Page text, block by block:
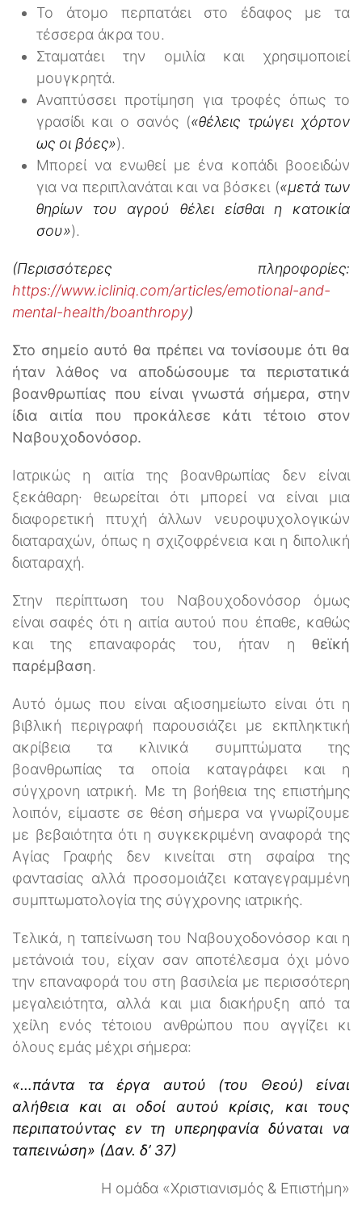
Το άτομο περπατάει στο έδαφος με τα
τέσσερα άκρα του.
Σταματάει την ομιλία και χρησιμοποιεί
μουγκρητά.
Αναπτύσσει προτίμηση για τροφές όπως το
γρασίδι και ο σανός («θέλεις τρώγει χόρτον
ως οι βόες»).
Μπορεί να ενωθεί με ένα κοπάδι βοοειδών
για να περιπλανάται και να βόσκει («μετά των
θηρίων του αγρού θέλει είσθαι η κατοικία
σου»).
(Περισσότερες πληροφορίες:
https://www.icliniq.com/articles/emotional-and-
mental-health/boanthropy)
Στο σημείο αυτό θα πρέπει να τονίσουμε ότι θα
ήταν λάθος να αποδώσουμε τα περιστατικά
βοανθρωπίας που είναι γνωστά σήμερα, στην
ίδια αιτία που προκάλεσε κάτι τέτοιο στον
Ναβουχοδονόσορ.
Ιατρικώς η αιτία της βοανθρωπίας δεν είναι
ξεκάθαρη· θεωρείται ότι μπορεί να είναι μια
διαφορετική πτυχή άλλων νευροψυχολογικών
διαταραχών, όπως η σχιζοφρένεια και η διπολική
διαταραχή.
Στην περίπτωση του Ναβουχοδονόσορ όμως
είναι σαφές ότι η αιτία αυτού που έπαθε, καθώς
και της επαναφοράς του, ήταν η θεϊκή
παρέμβαση.
Αυτό όμως που είναι αξιοσημείωτο είναι ότι η
βιβλική περιγραφή παρουσιάζει με εκπληκτική
ακρίβεια τα κλινικά συμπτώματα της
βοανθρωπίας τα οποία καταγράφει και η
σύγχρονη ιατρική. Με τη βοήθεια της επιστήμης
λοιπόν, είμαστε σε θέση σήμερα να γνωρίζουμε
με βεβαιότητα ότι η συγκεκριμένη αναφορά της
Αγίας Γραφής δεν κινείται στη σφαίρα της
φαντασίας αλλά προσομοιάζει καταγεγραμμένη
συμπτωματολογία της σύγχρονης ιατρικής.
Τελικά, η ταπείνωση του Ναβουχοδονόσορ και η
μετάνοιά του, είχαν σαν αποτέλεσμα όχι μόνο
την επαναφορά του στη βασιλεία με περισσότερη
μεγαλειότητα, αλλά και μια διακήρυξη από τα
χείλη ενός τέτοιου ανθρώπου που αγγίζει κι
όλους εμάς μέχρι σήμερα:
«…πάντα τα έργα αυτού (του Θεού) είναι
αλήθεια και αι οδοί αυτού κρίσις, και τους
περιπατούντας εν τη υπερηφανία δύναται να
ταπεινώση» (Δαν. δ’ 37)
Η ομάδα «Χριστιανισμός & Επιστήμη»